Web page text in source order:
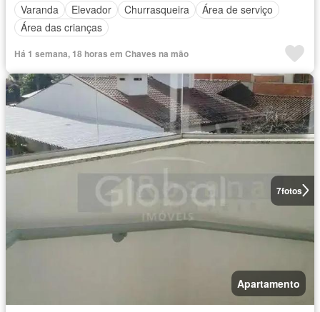
Varanda
Elevador Churrasqueira
Área de serviço
Área das crianças
Há 1 semana, 18 horas em Chaves na mão
7fotos
Apartamento